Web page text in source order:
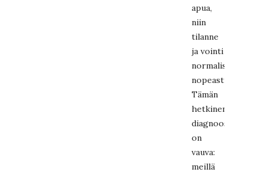
apua,
niin
tilanne
ja vointi
normalisoitui
nopeasti.
Tämän
hetkinen
diagnoosini
on
vauva:
meillä